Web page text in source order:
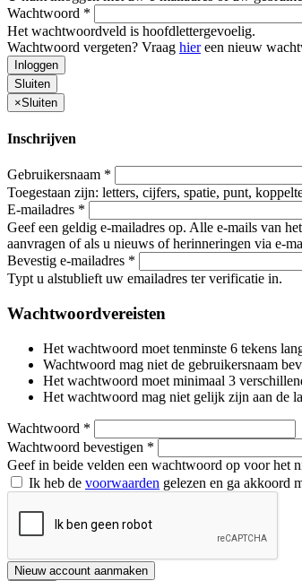
Wachtwoord *
Het wachtwoordveld is hoofdlettergevoelig.
Wachtwoord vergeten? Vraag hiereen nieuw
Inloggen
Sluiten
×Sluiten
Inschrijven
Gebruikersnaam *
Toegestaan zijn: letters, cijfers, spatie, punt,
E-mailadres *
Geef een geldig e-mailadres op. Alle e-mails van
aanvragen of als u nieuws of herinneringen via e-
Bevestig e-mailadres *
Typt u alstublieft uw emailadres ter verificatie in.
Wachtwoordvereisten
Het wachtwoord moet tenminste 6 tekens
Wachtwoord mag niet de gebruikersnaam
Het wachtwoord moet minimaal 3
Het wachtwoord mag niet gelijk zijn aan de
Wachtwoord *
Wachtwoord bevestigen *
Geef in beide velden een wachtwoord op voor het
Ik heb de voorwaarden gelezen en ga akkoord
Nieuw account aanmaken